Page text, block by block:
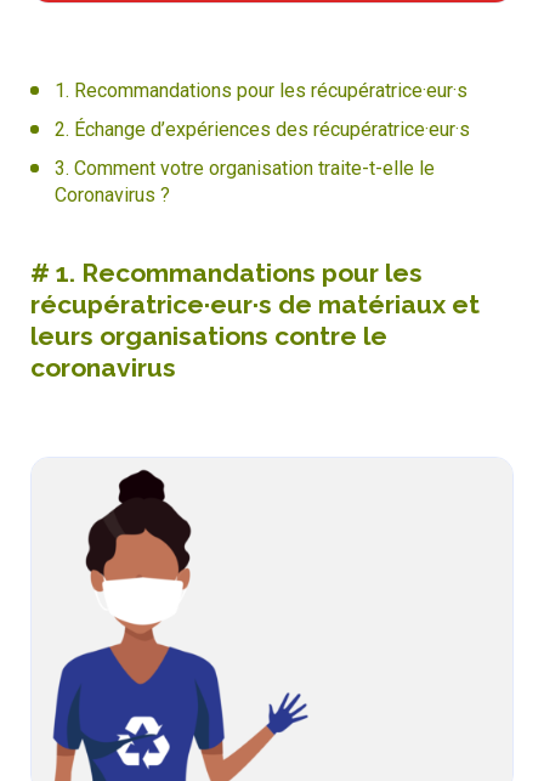
1. Recommandations pour les récupératrice·eur·s
2. Échange d’expériences des récupératrice·eur·s
3. Comment votre organisation traite-t-elle le
Coronavirus ?
# 1. Recommandations pour les
récupératrice·eur·s de matériaux et
leurs organisations contre le
coronavirus